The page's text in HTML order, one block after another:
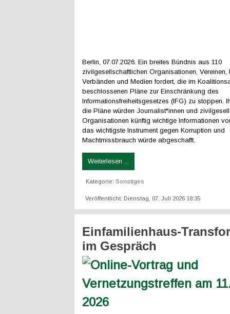
Berlin, 07.07.2026. Ein breites Bündnis aus 110
zivilgesellschaftlichen Organisationen, Vereinen,
Verbänden und Medien fordert, die im
beschlossenen Pläne zur Einschränkung des
Informationsfreiheitsgesetzes (IFG) zu stoppen.
die Pläne würden Journalist*innen und
Organisationen künftig wichtige Informationen
das wichtigste Instrument gegen Korruption und
Machtmissbrauch würde abgeschafft.
Weiterlesen ...
Kategorie: Sonstiges
Veröffentlicht: Dienstag, 07. Juli 2026 18:35
Einfamilienhaus-
im Gespräch